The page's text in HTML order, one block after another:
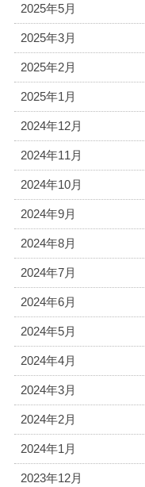
2025年5月
2025年3月
2025年2月
2025年1月
2024年12月
2024年11月
2024年10月
2024年9月
2024年8月
2024年7月
2024年6月
2024年5月
2024年4月
2024年3月
2024年2月
2024年1月
2023年12月